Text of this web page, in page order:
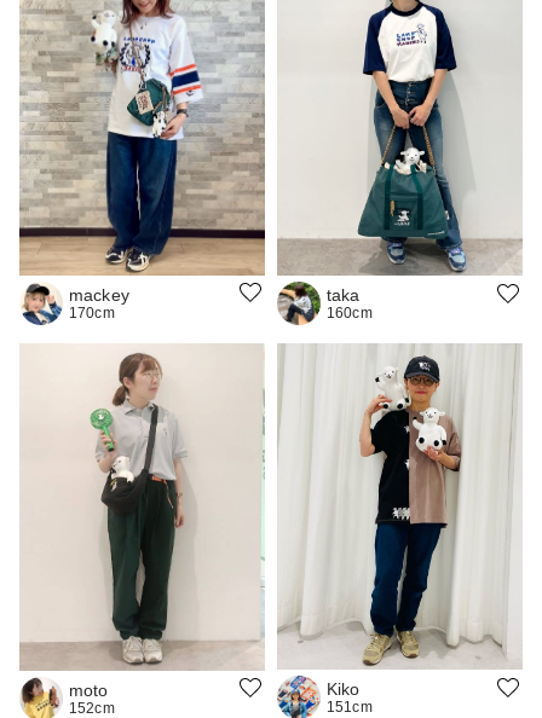
mackey
170cm
taka
160cm
moto
152cm
Kiko
151cm